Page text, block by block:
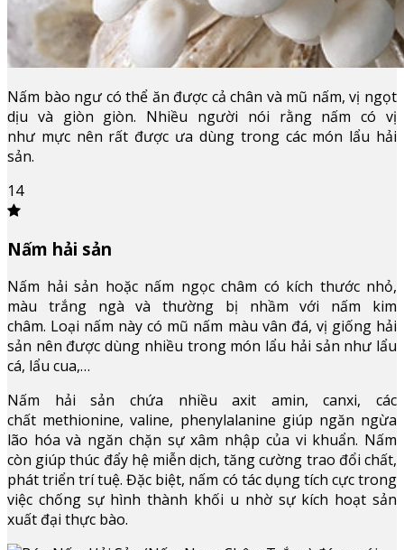
Nấm bào ngư có thể ăn được cả chân và mũ nấm, vị ngọt
dịu và giòn giòn. Nhiều người nói rằng nấm có vị
như mực nên rất được ưa dùng trong các món lẩu hải
sản.
14
Nấm hải sản
Nấm hải sản hoặc nấm ngọc châm có kích thước nhỏ,
màu trắng ngà và thường bị nhầm với nấm kim
châm. Loại nấm này có mũ nấm màu vân đá, vị giống hải
sản nên được dùng nhiều trong món lẩu hải sản như lẩu
cá, lẩu cua,…
Nấm hải sản chứa nhiều axit amin, canxi, các
chất methionine, valine, phenylalanine giúp ngăn ngừa
lão hóa và ngăn chặn sự xâm nhập của vi khuẩn. Nấm
còn giúp thúc đẩy hệ miễn dịch, tăng cường trao đổi chất,
phát triển trí tuệ. Đặc biệt, nấm có tác dụng tích cực trong
việc chống sự hình thành khối u nhờ sự kích hoạt sản
xuất đại thực bào.